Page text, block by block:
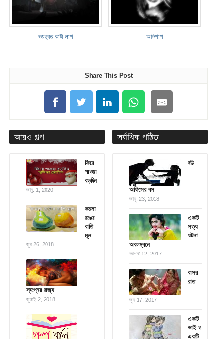
ভয়ঙ্কর কাটা লাশ অভিশাপ
Share This Post
আরও গল্প
ফিরে
পাওয়া
বড়দিন
জানু. 1, 2020
কমলা
রঙের
বাতি
মূল
জুন 26, 2018
স্বপ্নের রাজ্য
জুলাই 2, 2018
সর্বাধিক পঠিত
বউ
অফিসের বস
জানু. 23, 2018
একটি
সত্য
ঘটনা
অবলম্বনে
আগস্ট 12, 2017
বাসর
রাত
জুন 17, 2017
একটি
ভাই ও
একটি